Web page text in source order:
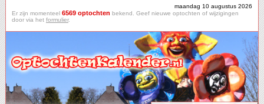
maandag 10 augustus 2026
Er zijn momenteel 6569 optochten bekend. Geef nieuwe optochten of wijzigingen
door via het formulier.